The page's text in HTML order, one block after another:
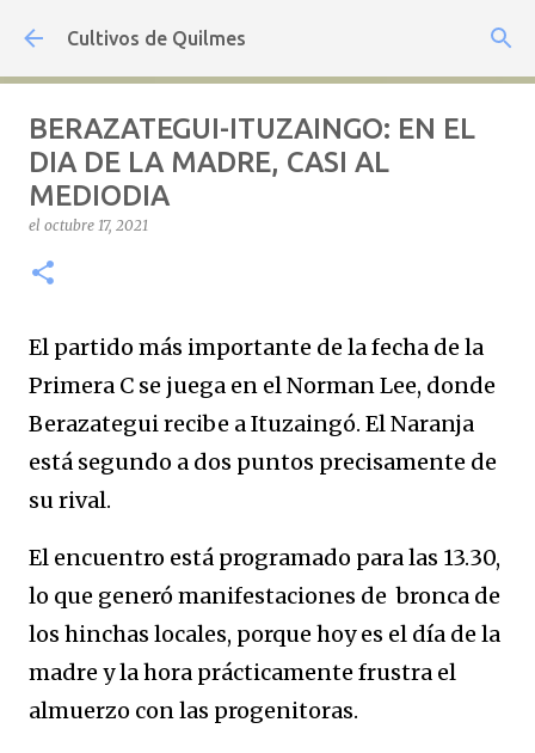
Ir al contenido principal
Cultivos de Quilmes
BERAZATEGUI-ITUZAINGO: EN EL
DIA DE LA MADRE, CASI AL
MEDIODIA
el octubre 17, 2021
El partido más importante de la fecha de la
Primera C se juega en el Norman Lee, donde
Berazategui recibe a Ituzaingó. El Naranja
está segundo a dos puntos precisamente de
su rival.
El encuentro está programado para las 13.30,
lo que generó manifestaciones de bronca de
los hinchas locales, porque hoy es el día de la
madre y la hora prácticamente frustra el
almuerzo con las progenitoras.